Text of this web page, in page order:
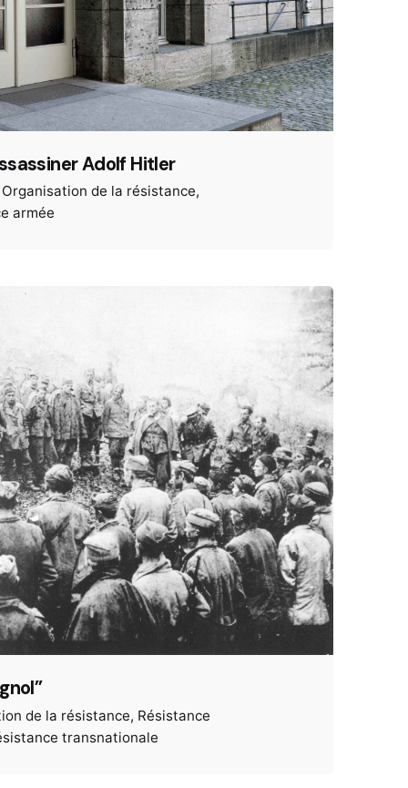
Adolf Hitler
Organisation de la résistance
armée
de la résistance Résistance
transnationale